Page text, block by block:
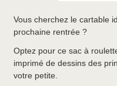
Vous cherchez le cartable
prochaine rentrée ?
Optez pour ce sac à
imprimé de dessins des
votre petite.